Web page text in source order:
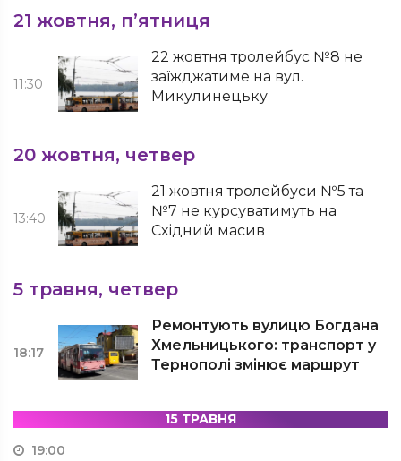
21 жовтня, п’ятниця
11:30
22 жовтня тролейбус №8 не
заїжджатиме на вул.
Микулинецьку
20 жовтня, четвер
13:40
21 жовтня тролейбуси №5 та
№7 не курсуватимуть на
Східний масив
5 травня, четвер
18:17
Ремонтують вулицю Богдана
Хмельницького: транспорт у
Тернополі змінює маршрут
15 ТРАВНЯ
19:00